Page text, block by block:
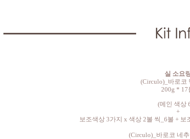
실 소요
(Circulo)_ 바로코
200g * 17
(메인 색상
+
보조색상 3가지 x 색상 2볼 씩_6볼 +
(Circulo)_ 바로코 네